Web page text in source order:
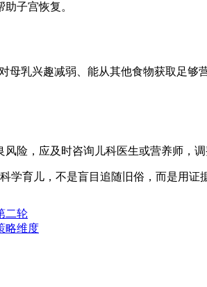
子宫恢复。
母乳兴趣减弱、能从其他食物获取足
险，应及时咨询儿科医生或营养师，调
育儿，不是盲目追随旧俗，而是用证
二轮
略维度